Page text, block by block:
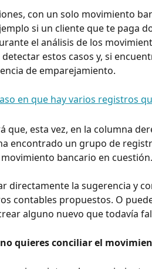
con un solo movimiento
si un cliente que te paga
el análisis de los
estos casos y, si
de emparejamiento.
que, esta vez, en la columna
encontrado un grupo de
bancario en cuestión.
directamente la sugerencia y
contables propuestos. O
alguno nuevo que todavía
no quieres conciliar el